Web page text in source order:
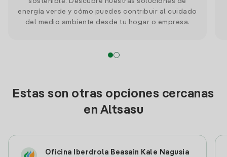
energía verde y cómo puedes contribuir al cuidado
del medio ambiente desde tu hogar o empresa.
Estas son otras opciones cercanas
en Altsasu
Oficina Iberdrola Beasain Kale Nagusia